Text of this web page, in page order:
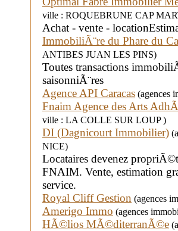
ville : ROQUEBRUNE CAP
Achat - vente -
ImmobiliÃ¨re du Phare du
ANTIBES JUAN LES PINS)
Toutes transactions
saisonniÃ¨res
Agence API Caracas (agences
Fnaim Agence des Arts
ville : LA COLLE SUR LOUP )
DI (Dagnicourt Immobilier)
NICE)
Locataires devenez
FNAIM. Vente, estimation
service.
Royal Cliff Gestion (agences
Amerigo Immo (agences
HÃ©lios MÃ©diterranÃ©e